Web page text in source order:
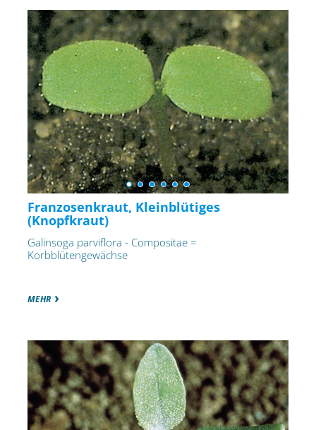
Franzosenkraut, Kleinblütiges
(Knopfkraut)
Galinsoga parviflora - Compositae =
Korbblütengewächse
MEHR